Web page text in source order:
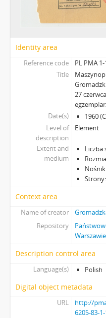
Identity area
Reference code
PL PMA
Title
27
Date(s)
1960
Level of
description
Element
Extent and
medium
Liczba
Context area
Name of creator
Repository
Warszawie
Description control area
Language(s) Polish
Digital object metadata
URL
http://
6205-83-